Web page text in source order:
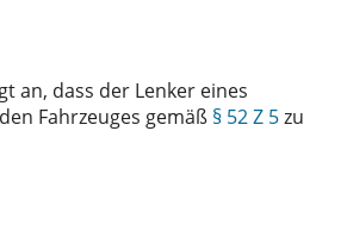
an, dass der Lenker eines
Fahrzeuges gemäß § 52 Z 5zu